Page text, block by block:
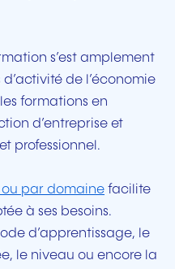
s’est amplement
d’activité de l’économie
formations en
d’entreprise et
professionnel.
par domaine facilite
à ses besoins.
d’apprentissage, le
le niveau ou encore la